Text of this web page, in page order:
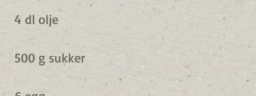
4 dl olje
500 g sukker